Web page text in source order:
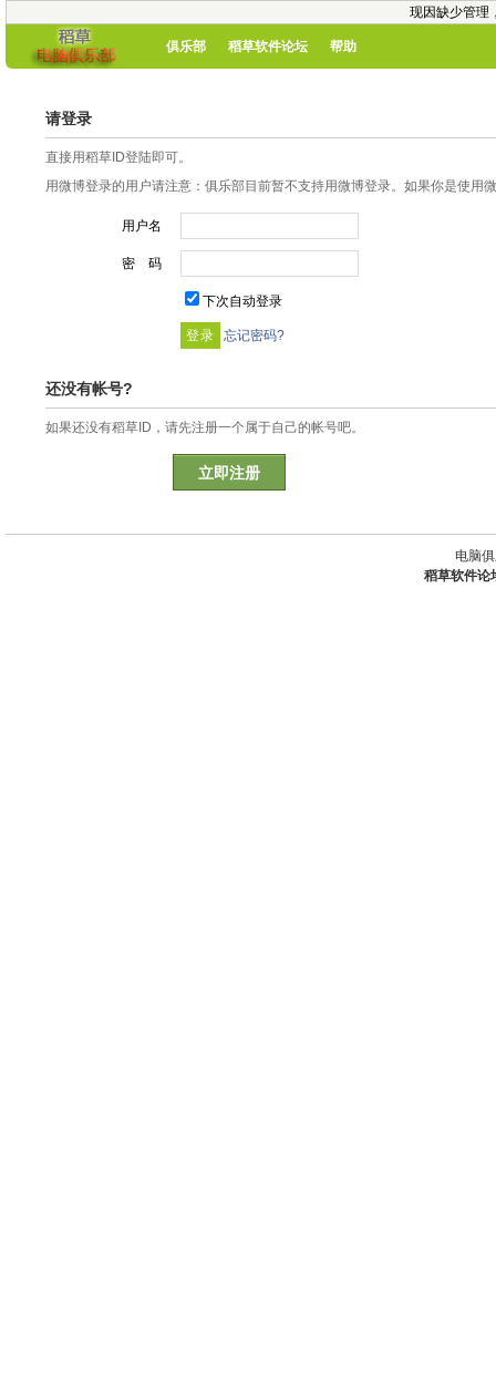
现因缺少管理
俱乐部 稻草软件论坛 帮助
请登录
直接用稻草ID登陆即可。
用微博登录的用户请注意：俱乐部目前暂不支持用微博登录。如果你是使用
用户名
密 码
下次自动登录
忘记密码?
还没有帐号?
如果还没有稻草ID，请先注册一个属于自己的帐号吧。
立即注册
电脑
稻草软件论